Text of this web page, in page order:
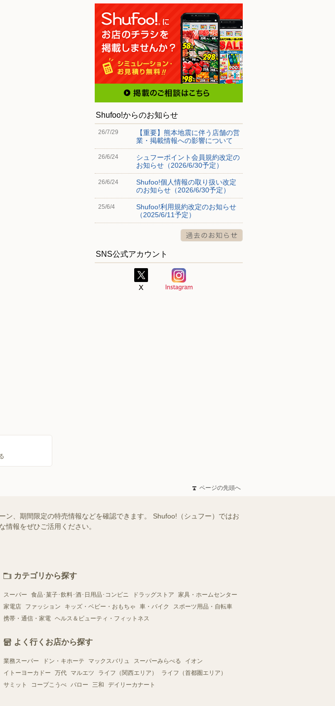
Shufoo!からのお知らせ
26/7/29
【重要】熊本地震に伴う店舗の営
業・掲載情報への影響について
26/6/24
シュフーポイント会員規約改定の
お知らせ（2026/6/30予定）
26/6/24
Shufoo!個人情報の取り扱い改定
のお知らせ（2026/6/30予定）
25/6/4
Shufoo!利用規約改定のお知らせ
（2025/6/11予定）
SNS公式アカウント
ページの先頭へ
、期間限定の特売情報などを確認できます。 Shufoo!（シュフー）ではお
報をぜひご活用ください。
カテゴリから探す
スーパー 食品･菓子･飲料･酒･日用品･コンビニ ドラッグストア
家具・ホームセンター
家電店
ファッション キッズ・ベビー・おもちゃ 車・バイク
スポーツ用品・自転車
携帯・通信・家電 ヘルス＆ビューティ・フィットネス
よく行くお店から探す
業務スーパー ドン・キホーテ マックスバリュ スーパーみらべる
イオン
イトーヨーカドー
万代 マルエツ ライフ（関西エリア）
ライフ（首都圏エリア）
サミット
コープこうべ バロー 三和 デイリーカナート